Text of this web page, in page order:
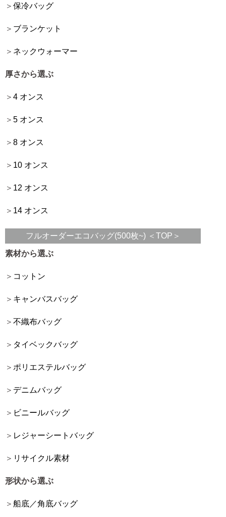
保冷バッグ
ブランケット
ネックウォーマー
厚さから選ぶ
4 オンス
5 オンス
8 オンス
10 オンス
12 オンス
14 オンス
フルオーダーエコバッグ(500枚~) ＜TOP＞
素材から選ぶ
コットン
キャンバスバッグ
不織布バッグ
タイベックバッグ
ポリエステルバッグ
デニムバッグ
ビニールバッグ
レジャーシートバッグ
リサイクル素材
形状から選ぶ
船底／角底バッグ